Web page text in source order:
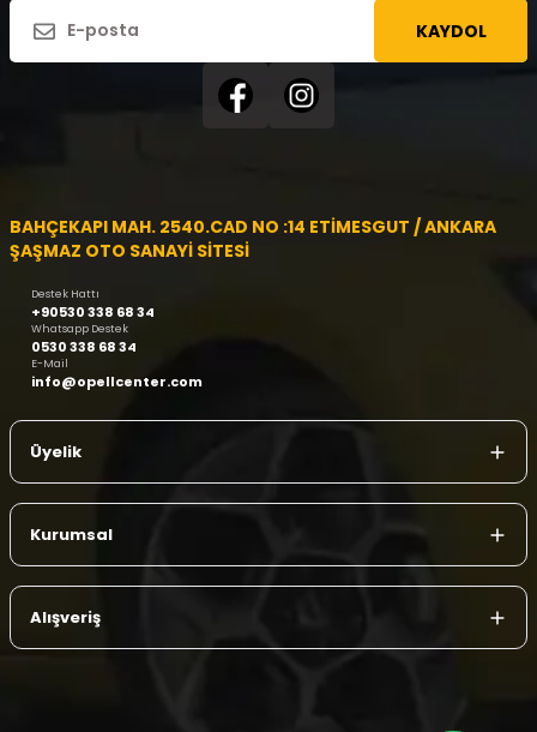
KAYDOL
BAHÇEKAPI MAH. 2540.CAD NO :14 ETİMESGUT / ANKARA
ŞAŞMAZ OTO SANAYİ SİTESİ
Destek Hattı
+90530 338 68 34
Whatsapp Destek
0530 338 68 34
E-Mail
info@opellcenter.com
Üyelik
Kurumsal
Alışveriş